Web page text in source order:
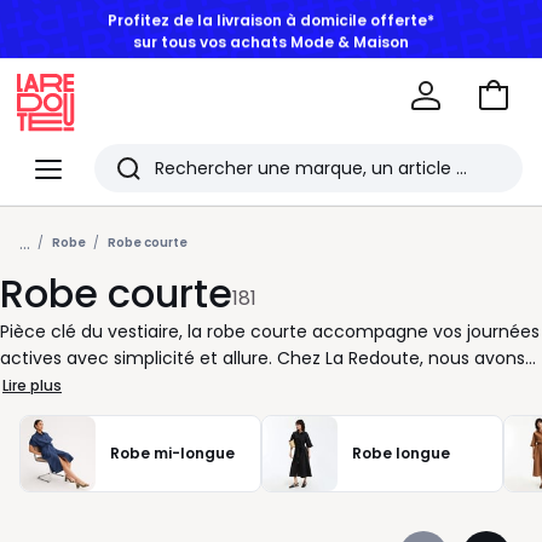
BONS PLANS | Jusqu'à -50% dès 2 articles*
Menu
Redoute
Rechercher
Les
derniers
articles
consultés
Aller
... Robe Robe courte
Robe courte181
Pièce clé du vestiaire, la robe courte accompagne vos journées
actives avec simplicité et allure. Chez La Redoute, nous avons
pensé une sélection qui facilite vos choix, que vous cherchiez
une tenue prête en quelques minutes ou une option plus
affirmée pour marquer le coup. Chaque robe est conçue pour
s’adapter à votre rythme, avec des coupes lisibles et des
finitions soignées. Vous appréciez les détails qui comptent : un
Lire plus
Robe mi-longue Robe longue